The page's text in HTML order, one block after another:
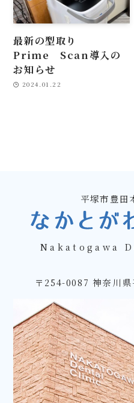
最新の型取り
Prime Scan導入の
お知らせ
2024.01.22
平塚市豊田
Nakatogawa
〒254-0087 神奈川